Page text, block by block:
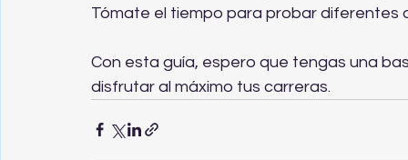
Tómate el tiempo para probar diferentes
Con esta guía, espero que tengas una
disfrutar al máximo tus carreras.